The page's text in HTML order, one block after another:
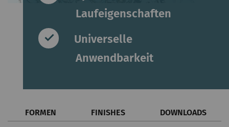
Laufeigenschaften
Universelle
Anwendbarkeit
FORMEN FINISHES DOWNLOADS